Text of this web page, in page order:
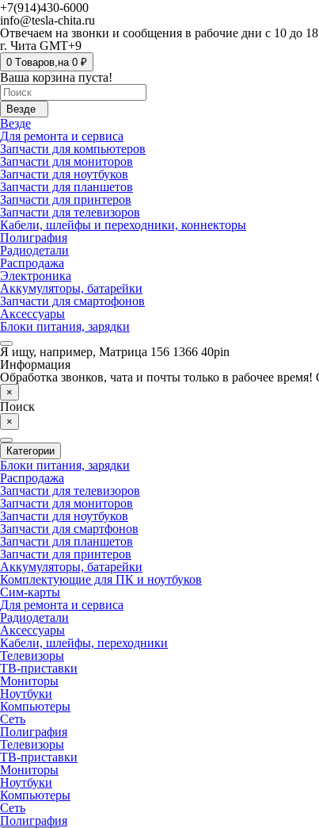
+7(914)430-6000
info@tesla-chita.ru
Отвечаем на звонки и сообщения в рабочие дни с 10 до
г. Чита GMT+9
0 Tоваров,на 0 ₽
Ваша корзина пуста!
Везде
Везде
Для ремонта и сервиса
Запчасти для компьютеров
Запчасти для мониторов
Запчасти для ноутбуков
Запчасти для планшетов
Запчасти для принтеров
Запчасти для телевизоров
Кабели, шлейфы и переходники, коннекторы
Полиграфия
Радиодетали
Распродажа
Электроника
Аккумуляторы, батарейки
Запчасти для смартофонов
Аксессуары
Блоки питания, зарядки
Я ищу, например, Матрица 156 1366 40pin
Информация
Обработка звонков, чата и почты только в рабочее
×
Поиск
×
Категории
Блоки питания, зарядки
Распродажа
Запчасти для телевизоров
Запчасти для мониторов
Запчасти для ноутбуков
Запчасти для смартфонов
Запчасти для планшетов
Запчасти для принтеров
Аккумуляторы, батарейки
Комплектующие для ПК и ноутбуков
Сим-карты
Для ремонта и сервиса
Радиодетали
Аксессуары
Кабели, шлейфы, переходники
Телевизоры
ТВ-приставки
Мониторы
Ноутбуки
Компьютеры
Сеть
Полиграфия
Телевизоры
ТВ-приставки
Мониторы
Ноутбуки
Компьютеры
Сеть
Полиграфия